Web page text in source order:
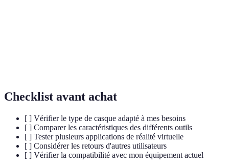
Checklist avant achat
[ ] Vérifier le type de casque adapté à mes besoins
[ ] Comparer les caractéristiques des différents outils
[ ] Tester plusieurs applications de réalité virtuelle
[ ] Considérer les retours d'autres utilisateurs
[ ] Vérifier la compatibilité avec mon équipement actuel